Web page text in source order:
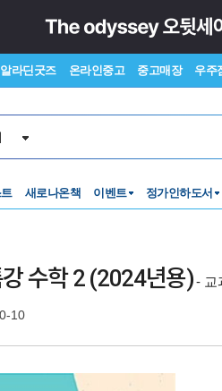
알라딘굿즈 온라인중고 중고매장 우주
새로나온책 이벤트 정가인하도서
수학 2 (2024년용) - 교
10